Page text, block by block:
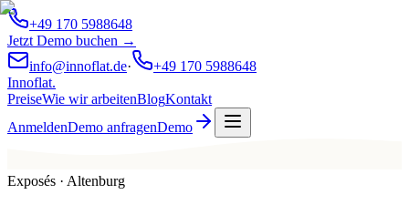
+49 170 5988648
Jetzt Demo buchen →
info@innoflat.de·
+49 170 5988648
Innoflat.
PreiseWie wir arbeitenBlogKontakt
AnmeldenDemo anfragenDemo
Exposés · Altenburg